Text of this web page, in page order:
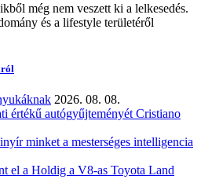
még nem veszett ki a lelkesedés.
és a lifestyle területéről
2026. 08. 08.
értékű autógyűjteményét Cristiano
minket a mesterséges intelligencia
el a Holdig a V8-as Toyota Land